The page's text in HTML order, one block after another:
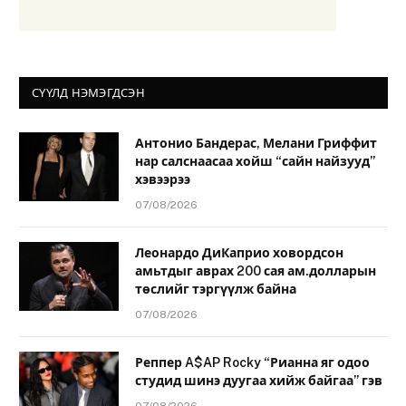
СҮҮЛД НЭМЭГДСЭН
Антонио Бандерас, Мелани Гриффит
нар салснаасаа хойш “сайн найзууд”
хэвээрээ
07/08/2026
Леонардо ДиКаприо ховордсон
амьтдыг аврах 200 сая ам.долларын
төслийг тэргүүлж байна
07/08/2026
Реппер A$AP Rocky “Рианна яг одоо
студид шинэ дуугаа хийж байгаа” гэв